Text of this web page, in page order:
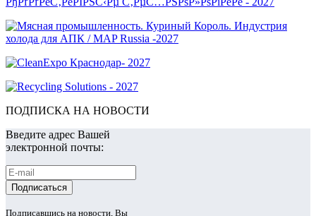
ПОДПИСКА НА НОВОСТИ
Введите адрес Вашей
электронной почты:
Подписавшись на новости, Вы